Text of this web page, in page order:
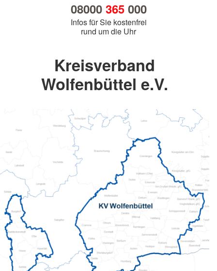
08000 365000
Infos für Sie kostenfrei
rund um die Uhr
Kreisverband
Wolfenbüttel e.V.